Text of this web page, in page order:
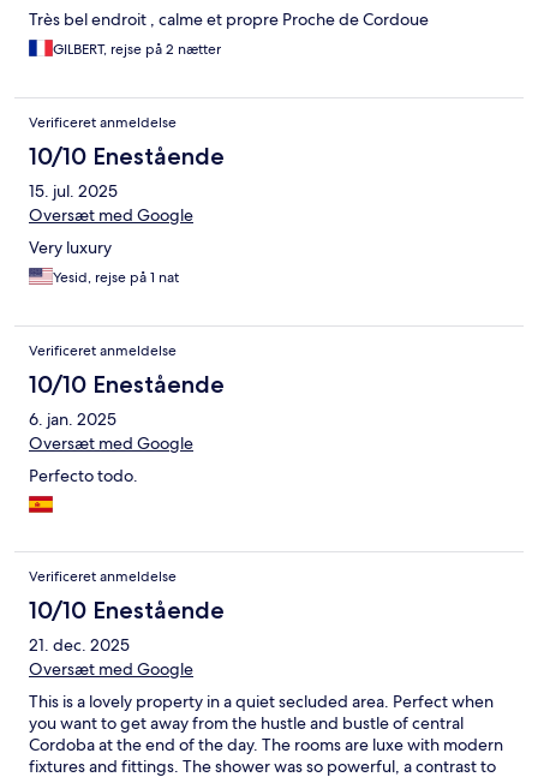
Très bel endroit , calme et propre Proche de Cordoue
GILBERT, rejse på 2 nætter
Verificeret anmeldelse
10/10 Enestående
15. jul. 2025
Oversæt med Google
Very luxury
Yesid, rejse på 1 nat
Verificeret anmeldelse
10/10 Enestående
6. jan. 2025
Oversæt med Google
Perfecto todo.
Verificeret anmeldelse
10/10 Enestående
21. dec. 2025
Oversæt med Google
This is a lovely property in a quiet secluded area. Perfect when
you want to get away from the hustle and bustle of central
Cordoba at the end of the day. The rooms are luxe with modern
fixtures and fittings. The shower was so powerful, a contrast to